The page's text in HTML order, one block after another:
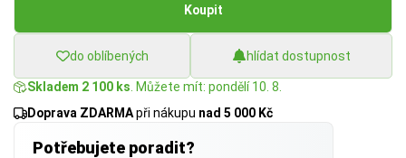
Koupit
do oblíbených hlídat dostupnost
Skladem 2 100 ks . Můžete mít: pondělí 10. 8.
Doprava ZDARMApři nákupu nad 5 000 Kč
Potřebujete poradit?